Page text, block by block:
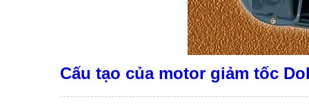
Cấu tạo của motor giảm tốc